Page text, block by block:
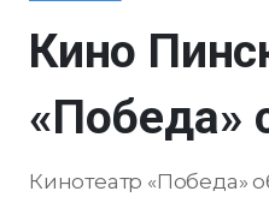
Кино
«Победа»
Кинотеатр «Победа»